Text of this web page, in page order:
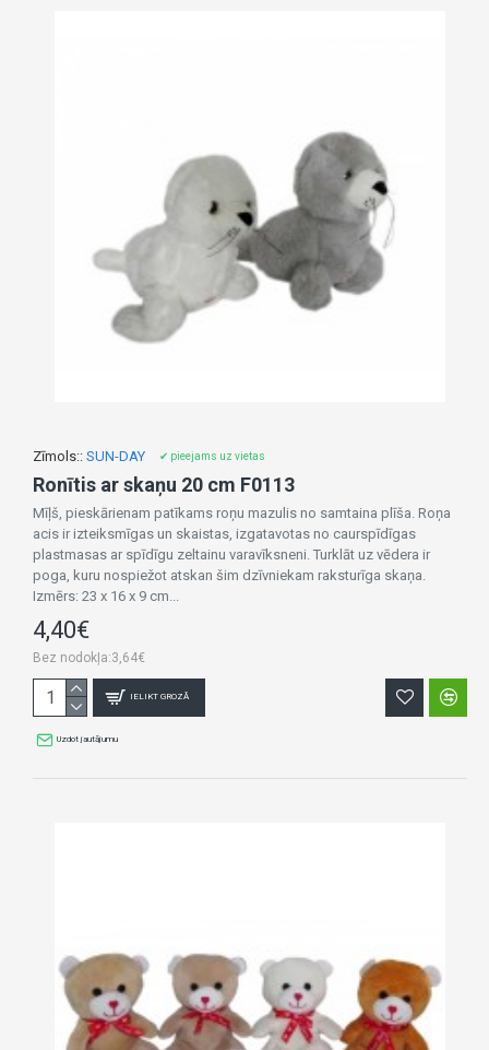
Zīmols:: SUN-DAY ✔ pieejams uz vietas
Ronītis ar skaņu 20 cm F0113
Mīļš, pieskārienam patīkams roņu mazulis no samtaina plīša. Roņa
acis ir izteiksmīgas un skaistas, izgatavotas no caurspīdīgas
plastmasas ar spīdīgu zeltainu varavīksneni. Turklāt uz vēdera ir
poga, kuru nospiežot atskan šim dzīvniekam raksturīga skaņa.
Izmērs: 23 x 16 x 9 cm...
4,40€
Bez nodokļa:3,64€
IELIKT GROZĀ
Uzdot jautājumu